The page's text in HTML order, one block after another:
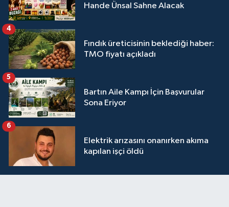
Hande Ünsal Sahne Alacak
Fındık üreticisinin beklediği haber:
TMO fiyatı açıkladı
4
Bartın Aile Kampı İçin Başvurular
Sona Eriyor
5
Elektrik arızasını onanırken akıma
kapılan işçi öldü
6